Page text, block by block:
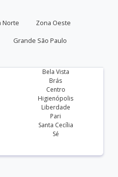
Norte
Zona Oeste
Grande São Paulo
Bela Vista
Brás
Centro
Higienópolis
Liberdade
Pari
Santa Cecília
Sé